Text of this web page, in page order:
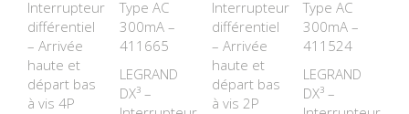
Interrupteur
différentiel
– Arrivée
haute et
départ bas
à vis 4P
Type AC
300mA –
411665
LEGRAND
DX³ –
Interrupteur
différentiel
– Arrivée
haute et
départ bas
à vis 2P
Type AC
300mA –
411524
LEGRAND
DX³ –